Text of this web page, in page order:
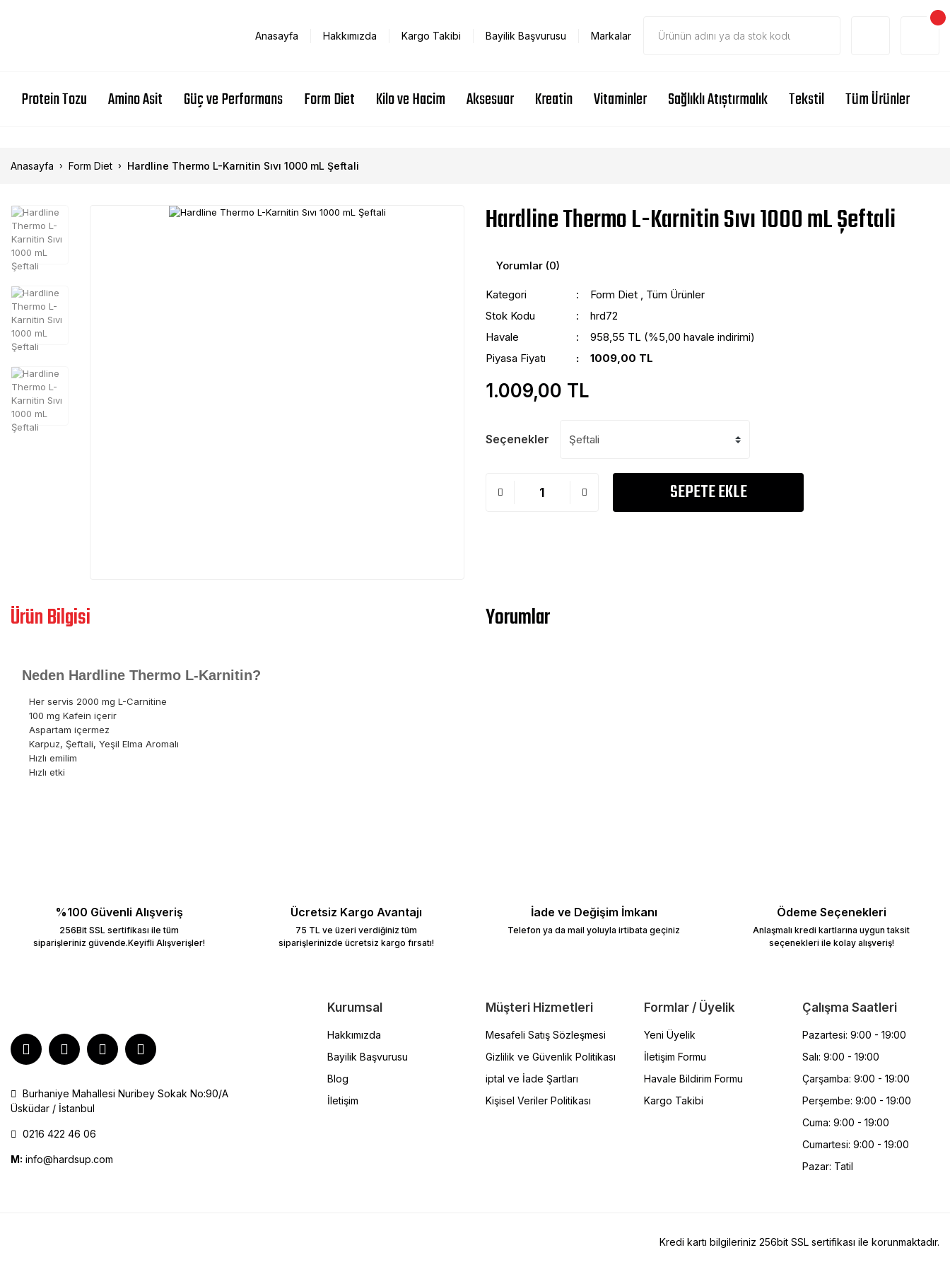
Anasayfa Hakkımızda Kargo Takibi Bayilik Başvurusu Markalar
Protein Tozu Amino Asit Güç ve Performans Form Diet Kilo ve Hacim Aksesuar Kreatin Vitaminler Sağlıklı Atıştırmalık Tekstil Tüm Ürünler
Anasayfa Form Diet Hardline Thermo L-Karnitin Sıvı 1000 mL Şeftali
Hardline Thermo L-Karnitin Sıvı 1000 mL Şeftali
Yorumlar (0)
Kategori Form Diet , Tüm Ürünler
Stok Kodu
hrd72
Havale
958,55 TL (%5,00 havale indirimi)
Piyasa Fiyatı
1009,00 TL
1.009,00 TL
Seçenekler
SEPETE EKLE
Ürün Bilgisi Yorumlar
Neden Hardline Thermo L-Karnitin?
Her servis 2000 mg L-Carnitine
100 mg Kafein içerir
Aspartam içermez
Karpuz, Şeftali, Yeşil Elma Aromalı
Hızlı emilim
Hızlı etki
%100 Güvenli Alışveriş
256Bit SSL sertifikası ile tüm
siparişleriniz güvende.Keyifli Alışverişler!
Ücretsiz Kargo Avantajı
75 TL ve üzeri verdiğiniz tüm
siparişlerinizde ücretsiz kargo fırsatı!
İade ve Değişim İmkanı
Telefon ya da mail yoluyla irtibata geçiniz
Ödeme Seçenekleri
Anlaşmalı kredi kartlarına uygun taksit
seçenekleri ile kolay alışveriş!
Burhaniye Mahallesi Nuribey Sokak No:90/A
Üsküdar / İstanbul
0216 422 46 06
M: info@hardsup.com
Kurumsal
Hakkımızda
Bayilik Başvurusu
Blog
İletişim
Müşteri Hizmetleri
Mesafeli Satış Sözleşmesi
Gizlilik ve Güvenlik Politikası
iptal ve İade Şartları
Kişisel Veriler Politikası
Formlar / Üyelik
Yeni Üyelik
İletişim Formu
Havale Bildirim Formu
Kargo Takibi
Çalışma Saatleri
Pazartesi: 9:00 - 19:00
Salı: 9:00 - 19:00
Çarşamba: 9:00 - 19:00
Perşembe: 9:00 - 19:00
Cuma: 9:00 - 19:00
Cumartesi: 9:00 - 19:00
Pazar: Tatil
Kredi kartı bilgileriniz 256bit SSL sertifikası ile korunmaktadır.